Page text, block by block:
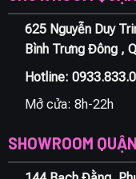
625 Nguyễn Duy
Bình Trưng Đông ,
Hotline:
Mở cửa: 8h-22h
SHOWROOM